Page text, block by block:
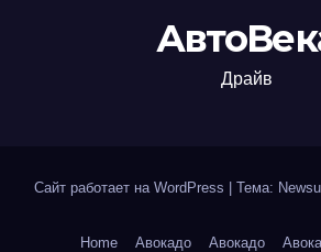
Драйв
Сайт работает на WordPress Тема:
Home Авокадо Авокадо